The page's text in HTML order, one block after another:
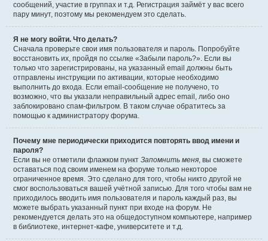
сообщений, участие в группах и т.д. Регистрация займёт у вас всего
пару минут, поэтому мы рекомендуем это сделать.
Я не могу войти. Что делать?
Сначала проверьте свои имя пользователя и пароль. Попробуйте
восстановить их, пройдя по ссылке «Забыли пароль?». Если вы
только что зарегистрированы, на указанный email должны быть
отправлены инструкции по активации, которые необходимо
выполнить до входа. Если email-сообщение не получено, то
возможно, что вы указали неправильный адрес email, либо оно
заблокировано спам-фильтром. В таком случае обратитесь за
помощью к администратору форума.
Почему мне периодически приходится повторять ввод имени и
пароля?
Если вы не отметили флажком пункт Запомнить меня, вы сможете
оставаться под своим именем на форуме только некоторое
ограниченное время. Это сделано для того, чтобы никто другой не
смог воспользоваться вашей учётной записью. Для того чтобы вам не
приходилось вводить имя пользователя и пароль каждый раз, вы
можете выбрать указанный пункт при входе на форум. Не
рекомендуется делать это на общедоступном компьютере, например
в библиотеке, интернет-кафе, университете и т.д.